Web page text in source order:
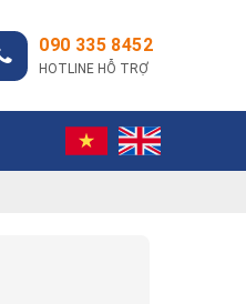
090 335 8452
HOTLINE HỖ TRỢ